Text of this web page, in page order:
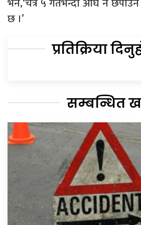
छ ।’
प्रतिक्रिया
सम्बन्धित